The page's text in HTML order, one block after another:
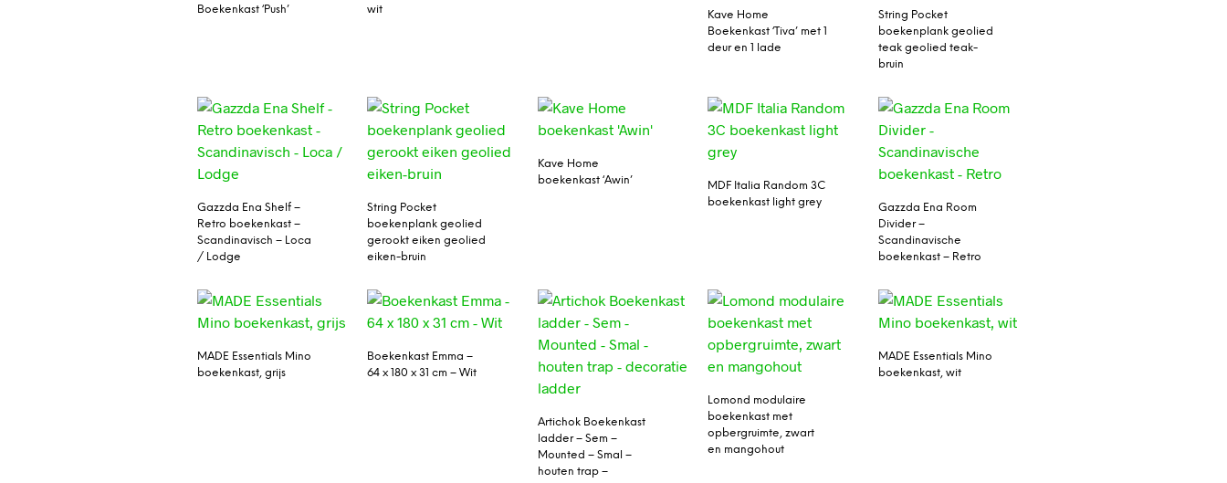
Boekenkast ‘Push’
wit
Kave Home
Boekenkast ‘Tiva’ met 1
deur en 1 lade
String Pocket
boekenplank geolied
teak geolied teak-
bruin
Gazzda Ena Shelf –
Retro boekenkast –
Scandinavisch – Loca
/ Lodge
String Pocket
boekenplank geolied
gerookt eiken geolied
eiken-bruin
Kave Home
boekenkast ‘Awin’
MDF Italia Random 3C
boekenkast light grey
Gazzda Ena Room
Divider –
Scandinavische
boekenkast – Retro
MADE Essentials Mino
boekenkast, grijs
Boekenkast Emma –
64 x 180 x 31 cm – Wit
Artichok Boekenkast
ladder – Sem –
Mounted – Smal –
houten trap –
Lomond modulaire
boekenkast met
opbergruimte, zwart
en mangohout
MADE Essentials Mino
boekenkast, wit